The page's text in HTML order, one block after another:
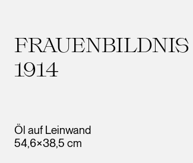
FRAUENBILDNIS
1914
Öl auf Leinwand
54,6×38,5 cm